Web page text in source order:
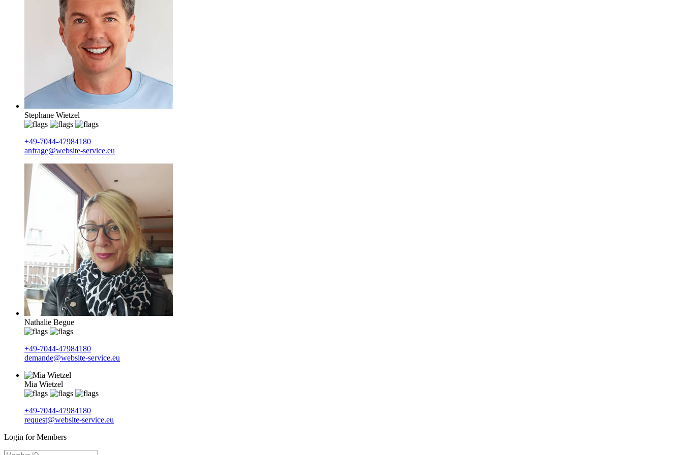
Stephane Wietzel
+49-7044-47984180
anfrage@website-service.eu
Nathalie Begue
+49-7044-47984180
demande@website-service.eu
Mia Wietzel
+49-7044-47984180
request@website-service.eu
Login for Members